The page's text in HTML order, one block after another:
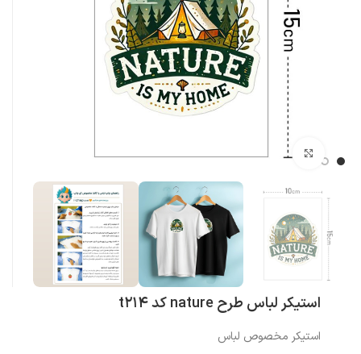
بزرگنمایی تصویر
استیکر لباس طرح nature کد t214
استیکر مخصوص لباس